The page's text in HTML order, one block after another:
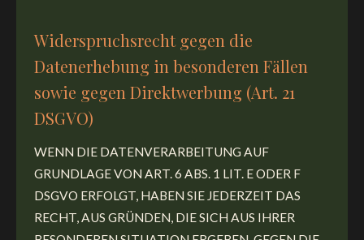
Widerspruchsrecht gegen die
Datenerhebung in besonderen Fällen
sowie gegen Direktwerbung (Art. 21
DSGVO)
WENN DIE DATENVERARBEITUNG AUF
GRUNDLAGE VON ART. 6 ABS. 1 LIT. E ODER F
DSGVO ERFOLGT, HABEN SIE JEDERZEIT DAS
RECHT, AUS GRÜNDEN, DIE SICH AUS IHRER